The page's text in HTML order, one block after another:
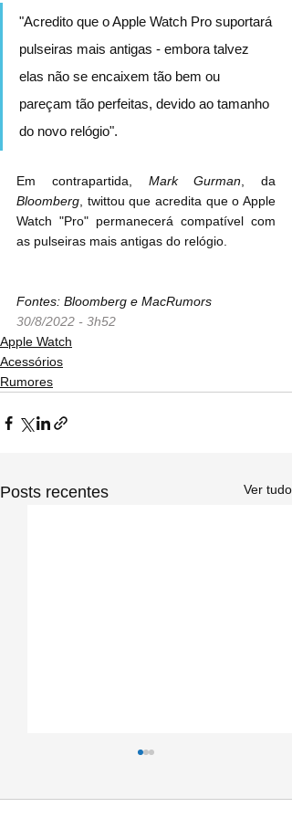
"Acredito que o Apple Watch Pro suportará
pulseiras mais antigas - embora talvez
elas não se encaixem tão bem ou
pareçam tão perfeitas, devido ao tamanho
do novo relógio".
Em contrapartida, Mark Gurman
Bloomberg, twittou que acredita que o Apple
Watch "Pro" permanecerá compatível com
as pulseiras mais antigas do relógio.
Fontes: Bloomberg e MacRumors
30/8/2022 - 3h52
Apple Watch
Acessórios
Rumores
Posts recentes Ver tudo